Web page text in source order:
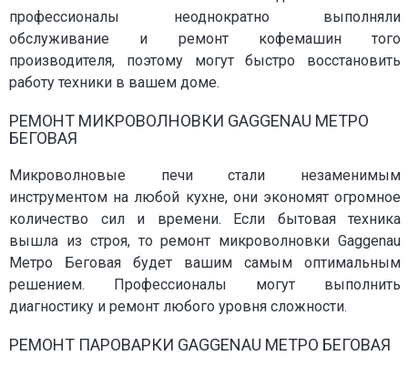
профессионалы неоднократно выполняли
обслуживание и ремонт кофемашин того
производителя, поэтому могут быстро восстановить
работу техники в вашем доме.
РЕМОНТ МИКРОВОЛНОВКИ GAGGENAU МЕТРО
БЕГОВАЯ
Микроволновые печи стали незаменимым
инструментом на любой кухне, они экономят огромное
количество сил и времени. Если бытовая техника
вышла из строя, то ремонт микроволновки Gaggenau
Метро Беговая будет вашим самым оптимальным
решением. Профессионалы могут выполнить
диагностику и ремонт любого уровня сложности.
РЕМОНТ ПАРОВАРКИ GAGGENAU МЕТРО БЕГОВАЯ